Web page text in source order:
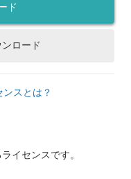
ド
ロード
スとは？
イセンスです。